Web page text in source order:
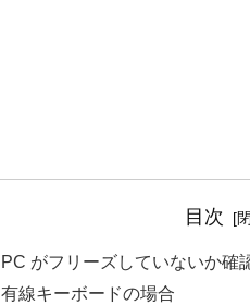
目次
PC がフリーズしていないか確
有線キーボードの場合